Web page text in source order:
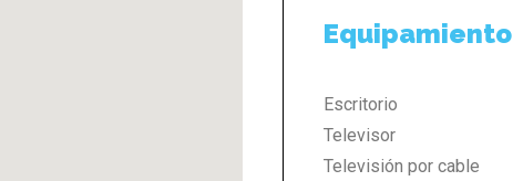
Equipamiento
Escritorio
Televisor
Televisión por cable